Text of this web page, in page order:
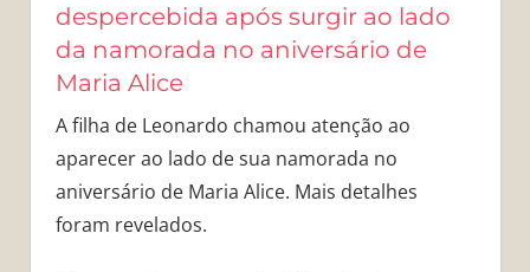
despercebida após surgir ao lado
da namorada no aniversário de
Maria Alice
A filha de Leonardo chamou atenção ao
aparecer ao lado de sua namorada no
aniversário de Maria Alice. Mais detalhes
foram revelados.